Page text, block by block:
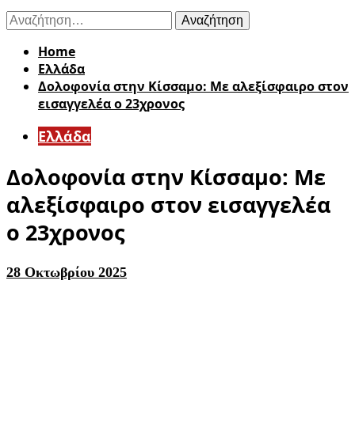
Αναζήτηση
για:
Home
Ελλάδα
Δολοφονία στην Κίσσαμο: Με αλεξίσφαιρο στον
εισαγγελέα ο 23χρονος
Ελλάδα
Δολοφονία στην Κίσσαμο: Με
αλεξίσφαιρο στον εισαγγελέα
ο 23χρονος
28 Οκτωβρίου 2025